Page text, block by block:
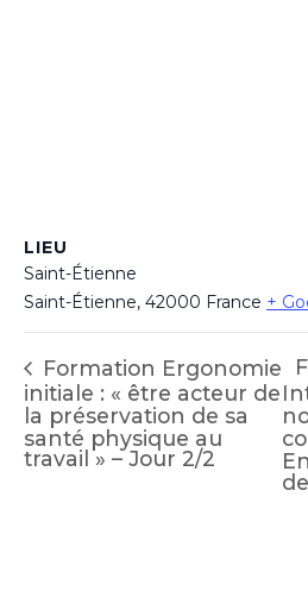
LIEU
Saint-Étienne
Saint-Étienne, 42000 France +
Formation Ergonomie
initiale : « être acteur de
la préservation de sa
santé physique au
travail » – Jour 2/2